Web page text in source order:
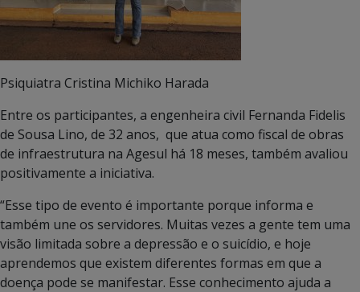
Psiquiatra Cristina Michiko Harada
Entre os participantes, a engenheira civil Fernanda Fidelis
de Sousa Lino, de 32 anos, que atua como fiscal de obras
de infraestrutura na Agesul há 18 meses, também avaliou
positivamente a iniciativa.
“Esse tipo de evento é importante porque informa e
também une os servidores. Muitas vezes a gente tem uma
visão limitada sobre a depressão e o suicídio, e hoje
aprendemos que existem diferentes formas em que a
doença pode se manifestar. Esse conhecimento ajuda a